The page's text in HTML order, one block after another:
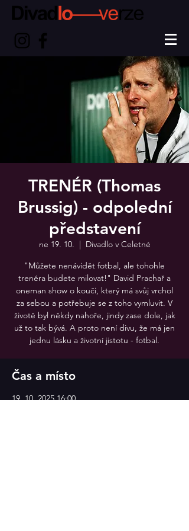
TRENÉR (Thomas
Brussig) - odpolední
představení
ne 19. 10.
  |
Divadlo v Celetné
"Můžete nenávidět fotbal, ale tohohle
trenéra budete milovat!" David Prachař a
oneman show o kouči, který má svůj vrchol
za sebou a potřebuje se z toho vymluvit. V
životě byl někdy nahoře, jindy zase dole, jak
už to tak bývá. A proto není divu, že má jen
jednu lásku a životní jistotu - fotbal.
Čas a místo
19. 10. 2025 16:00